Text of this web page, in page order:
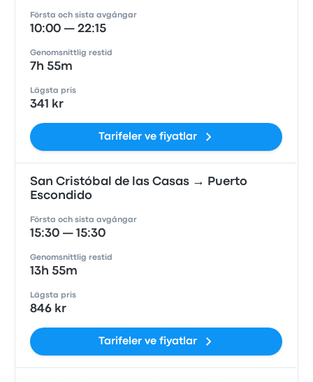
Första och sista avgångar
10:00 — 22:15
Genomsnittlig restid
7h 55m
Lägsta pris
341 kr
Tarifeler ve fiyatlar
San Cristóbal de las Casas → Puerto
Escondido
Första och sista avgångar
15:30 — 15:30
Genomsnittlig restid
13h 55m
Lägsta pris
846 kr
Tarifeler ve fiyatlar